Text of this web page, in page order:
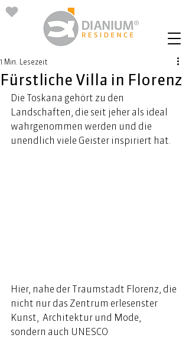
Fürstliche Villa in Florenz
1 Min. Lesezeit
Die Toskana gehört zu den
Landschaften, die seit jeher als ideal
wahrgenommen werden und die
unendlich viele Geister inspiriert hat.
Hier, nahe der Traumstadt Florenz, die
nicht nur das Zentrum erlesenster
Kunst,  Architektur und Mode,
sondern auch UNESCO